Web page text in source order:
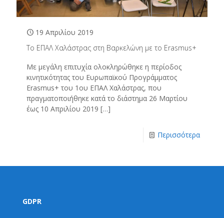
19 Απριλίου 2019
Το ΕΠΑΛ Χαλάστρας στη Βαρκελώνη με το Erasmus+
Με μεγάλη επιτυχία ολοκληρώθηκε η περίοδος
κινητικότητας του Ευρωπαϊκού Προγράμματος
Erasmus+ του 1ου ΕΠΑΛ Χαλάστρας, που
πραγματοποιήθηκε κατά το διάστημα 26 Μαρτίου
έως 10 Απριλίου 2019 […]
Περισσότερα
GDPR